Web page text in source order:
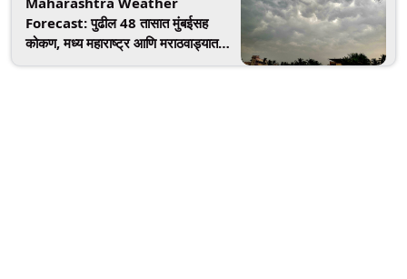
Forecast: पुढील 48 तासात मुंबईसह
कोकण, मध्य महाराष्ट्र आणि मराठवाड्यात